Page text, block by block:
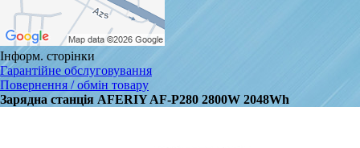
Інформ. сторінки
Гарантійне обслуговування
Повернення / обмін товару
Зарядна станція AFERIY AF-P280 2800W 2048Wh